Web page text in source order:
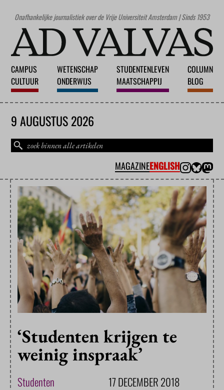
Onafhankelijke journalistiek over de Vrije Universiteit Amsterdam | Sinds 1953
CAMPUS
CULTUUR
WETENSCHAP
ONDERWIJS
STUDENTENLEVEN
MAATSCHAPPIJ
COLUMN
BLOG
9 AUGUSTUS 2026
MAGAZINEENGLISH
‘Studenten krijgen te
weinig inspraak’
Studenten 17 DECEMBER 2018